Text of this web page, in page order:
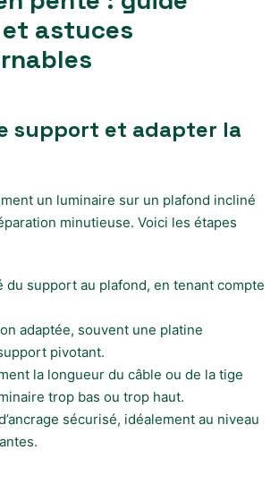
astuces
support et adapter la
un luminaire sur un plafond incliné
minutieuse. Voici les étapes
du support au plafond, en tenant compte
adaptée, souvent une platine
pivotant.
la longueur du câble ou de la tige
trop bas ou trop haut.
sécurisé, idéalement au niveau